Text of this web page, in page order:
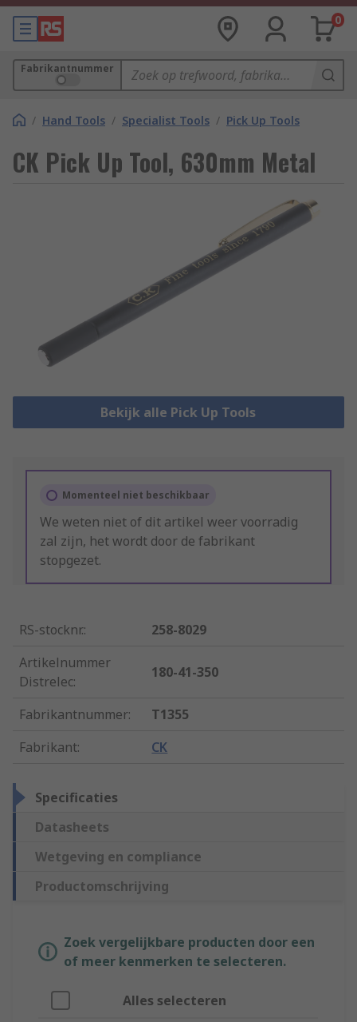
0
Fabrikantnummer
/ Hand Tools / Specialist Tools / Pick Up Tools
CK Pick Up Tool, 630mm Metal
Bekijk alle Pick Up Tools
Momenteel niet beschikbaar
We weten niet of dit artikel weer voorradig
zal zijn, het wordt door de fabrikant
stopgezet.
RS-stocknr.:
258-8029
Artikelnummer
Distrelec:
180-41-350
Fabrikantnummer:
T1355
Fabrikant: CK
Specificaties
Datasheets
Wetgeving en compliance
Productomschrijving
Zoek vergelijkbare producten door een
of meer kenmerken te selecteren.
Alles selecteren